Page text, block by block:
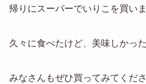
帰りにスーパーでいりこを買いま
久々に食べたけど、美味しかった
みなさんもぜひ買ってみてくださ